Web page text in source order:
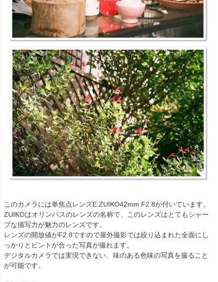
このカメラには単焦点レンズE.ZUIKO42mm F2.8が付いています。
ZUIKOはオリンパスのレンズの名称で、このレンズはとてもシャー
プな描写力が魅力のレンズです。
レンズの開放値がF2.8ですので屋外撮影では絞り込まれた全面にし
っかりとピントが合った写真が撮れます。
デジタルカメラでは実現できない、味のある色味の写真を撮ること
が可能です。